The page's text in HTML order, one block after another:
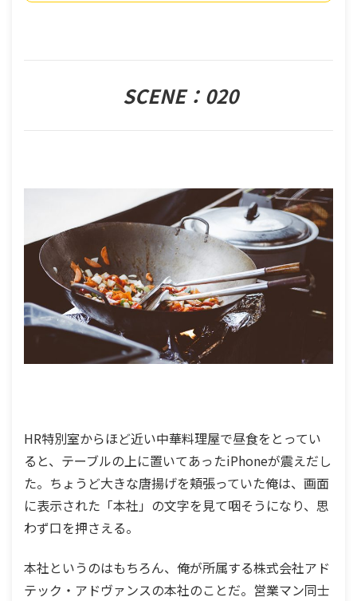
SCENE：020
HR特別室からほど近い中華料理屋で昼食をとってい
ると、テーブルの上に置いてあったiPhoneが震えだし
た。ちょうど大きな唐揚げを頬張っていた俺は、画面
に表示された「本社」の文字を見て咽そうになり、思
わず口を押さえる。
本社というのはもちろん、俺が所属する株式会社アド
テック・アドヴァンスの本社のことだ。営業マン同士